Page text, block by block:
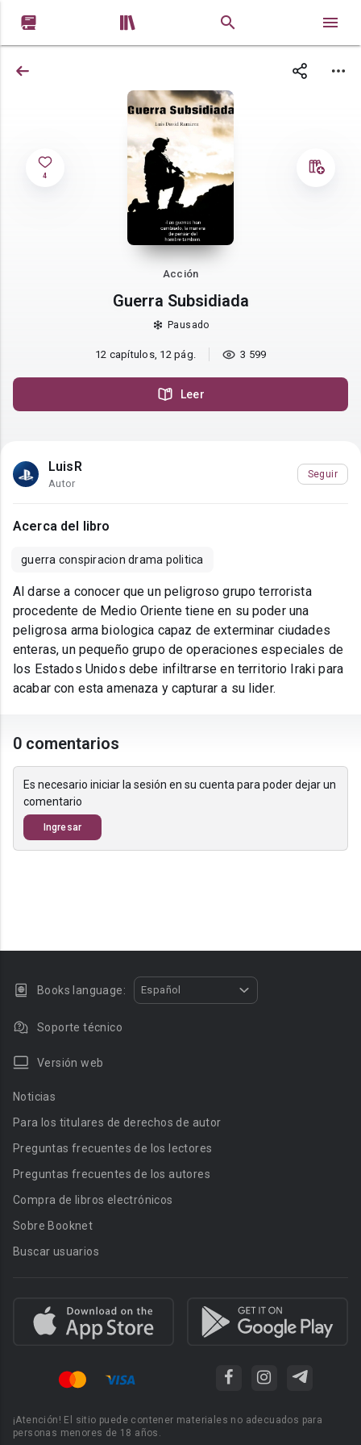
 
4
Acción
Guerra Subsidiada
Pausado
12 capítulos, 12 pág. 3 599
Leer
LuisR
Autor
Seguir
Acerca del libro
guerra conspiracion drama politica
Al darse a conocer que un peligroso grupo terrorista
procedente de Medio Oriente tiene en su poder una
peligrosa arma biologica capaz de exterminar ciudades
enteras, un pequeño grupo de operaciones especiales de
los Estados Unidos debe infiltrarse en territorio Iraki para
acabar con esta amenaza y capturar a su lider.
0 comentarios
Es necesario iniciar la sesión en su cuenta para poder dejar un
comentario
Ingresar
Books language: Español
Soporte técnico
Versión web
Noticias
Para los titulares de derechos de autor
Preguntas frecuentes de los lectores
Preguntas frecuentes de los autores
Compra de libros electrónicos
Sobre Booknet
Buscar usuarios
¡Atención! El sitio puede contener materiales no adecuados para
personas menores de 18 años.